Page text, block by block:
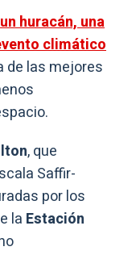
un huracán, una
climático
de las mejores
, que
Saffir-
por los
la Estación